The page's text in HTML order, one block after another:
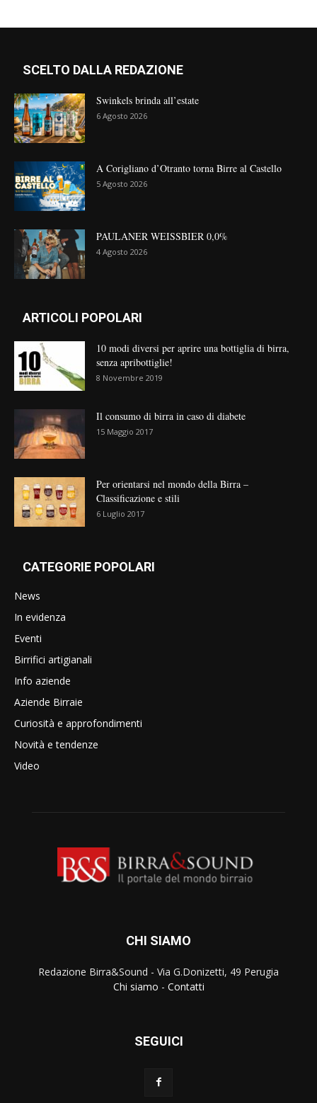
SCELTO DALLA REDAZIONE
Swinkels brinda all’estate
6 Agosto 2026
A Corigliano d’Otranto torna Birre al Castello
5 Agosto 2026
PAULANER WEISSBIER 0,0%
4 Agosto 2026
ARTICOLI POPOLARI
10 modi diversi per aprire una bottiglia di birra,
senza apribottiglie!
8 Novembre 2019
Il consumo di birra in caso di diabete
15 Maggio 2017
Per orientarsi nel mondo della Birra –
Classificazione e stili
6 Luglio 2017
CATEGORIE POPOLARI
News
In evidenza
Eventi
Birrifici artigianali
Info aziende
Aziende Birraie
Curiosità e approfondimenti
Novità e tendenze
Video
CHI SIAMO
Redazione Birra&Sound - Via G.Donizetti, 49 Perugia
Chi siamo - Contatti
SEGUICI